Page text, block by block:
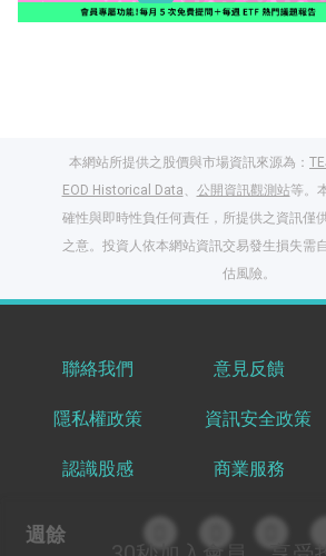
週餘
本網站所提供之股價與市場資訊來源為：
EOD Historical Data
公開資訊觀測站等。
確性與即時性負任何責任，所提供之資訊僅
之意。投資人依本網站資訊交易發生損失需
估風險。
聯絡我們 意見反饋
隱私權政策 資訊安全政策
認識股感 商業服務
出國就